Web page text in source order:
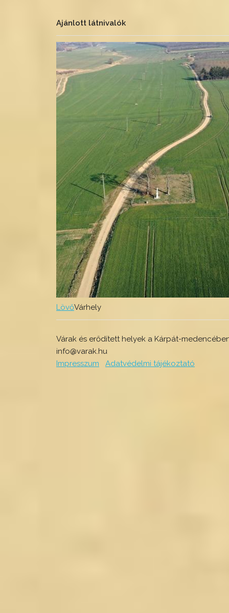
Ajánlott látnivalók
LövőVárhely
Várak és erődített helyek a Kárpát-
info@varak.hu
Impresszum
Adatvédelmi tájékoztató